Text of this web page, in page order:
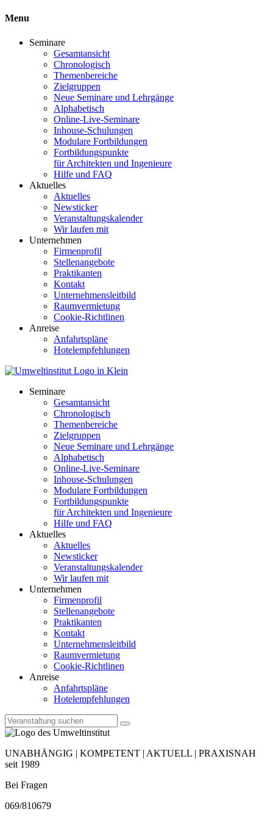
Menu
Seminare
Gesamtansicht
Chronologisch
Themenbereiche
Zielgruppen
Neue Seminare und Lehrgänge
Alphabetisch
Online-Live-Seminare
Inhouse-Schulungen
Modulare Fortbildungen
Fortbildungspunkte
für Architekten und Ingenieure
Hilfe und FAQ
Aktuelles
Aktuelles
Newsticker
Veranstaltungskalender
Wir laufen mit
Unternehmen
Firmenprofil
Stellenangebote
Praktikanten
Kontakt
Unternehmensleitbild
Raumvermietung
Cookie-Richtlinen
Anreise
Anfahrtspläne
Hotelempfehlungen
Seminare
Gesamtansicht
Chronologisch
Themenbereiche
Zielgruppen
Neue Seminare und Lehrgänge
Alphabetisch
Online-Live-Seminare
Inhouse-Schulungen
Modulare Fortbildungen
Fortbildungspunkte
für Architekten und Ingenieure
Hilfe und FAQ
Aktuelles
Aktuelles
Newsticker
Veranstaltungskalender
Wir laufen mit
Unternehmen
Firmenprofil
Stellenangebote
Praktikanten
Kontakt
Unternehmensleitbild
Raumvermietung
Cookie-Richtlinen
Anreise
Anfahrtspläne
Hotelempfehlungen
UNABHÄNGIG | KOMPETENT | AKTUELL | PRAXISNAH
seit 1989
Bei Fragen
069/810679